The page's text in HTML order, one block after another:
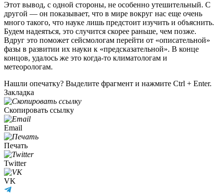
Этот вывод, с одной стороны, не особенно утешительный. С
другой — он показывает, что в мире вокруг нас еще очень
много такого, что науке лишь предстоит изучить и объяснить.
Будем надеяться, это случится скорее раньше, чем позже.
Вдруг это поможет сейсмологам перейти от «описательной»
фазы в развитии их науки к «предсказательной». В конце
концов, удалось же это когда-то климатологам и
метеорологам.
Нашли опечатку? Выделите фрагмент и нажмите Ctrl + Enter.
Закладка
Скопировать ссылку
Email
Печать
Twitter
VK